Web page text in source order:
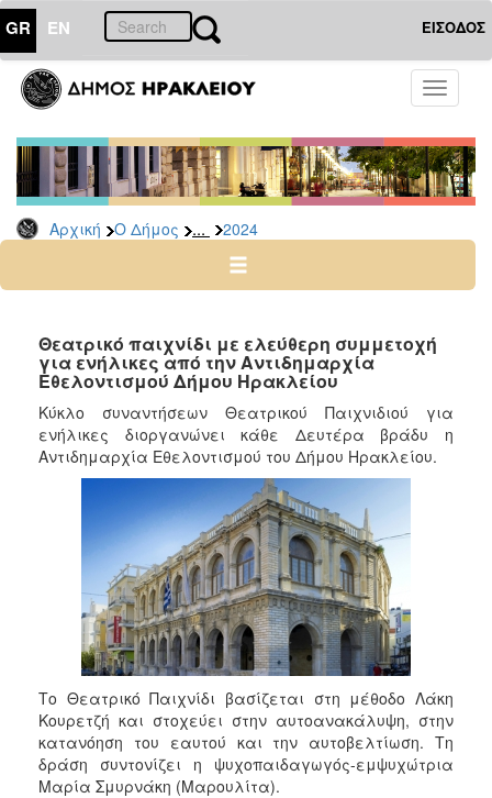
GR EN ΕΙΣΟΔΟΣ
Toggle
Αρχική Ο Δήμος ... 2024
ΔΗΜΟΣ
Δελτία
Τύπου
Αρχείο
2026
2024
2022
2020
2019
2017
2016
2015
2013
2012
2011
2010
2006
Θεατρικό παιχνίδι με ελεύθερη συμμετοχή
για ενήλικες από την Αντιδημαρχία
Εθελοντισμού Δήμου Ηρακλείου
Κύκλο συναντήσεων Θεατρικού Παιχνιδιού για
ενήλικες διοργανώνει κάθε Δευτέρα βράδυ η
Αντιδημαρχία Εθελοντισμού του Δήμου Ηρακλείου.
Το Θεατρικό Παιχνίδι βασίζεται στη μέθοδο Λάκη
Κουρετζή και στοχεύει στην αυτοανακάλυψη, στην
κατανόηση του εαυτού και την αυτοβελτίωση. Τη
δράση συντονίζει η ψυχοπαιδαγωγός-εμψυχώτρια
Μαρία Σμυρνάκη (Μαρουλίτα).